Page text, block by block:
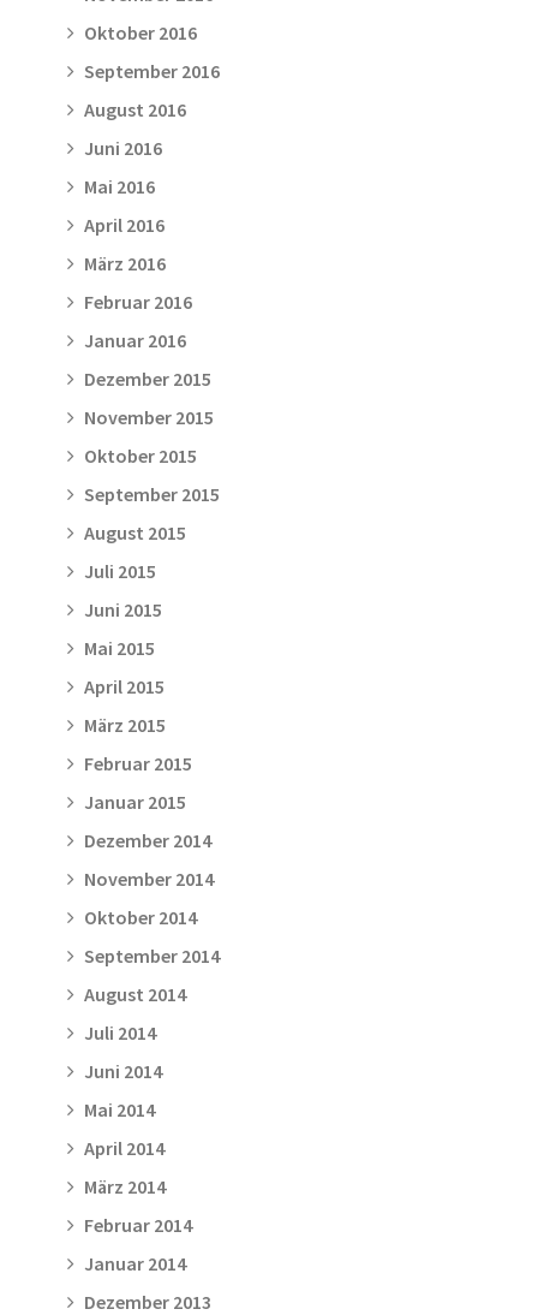
Oktober 2016
September 2016
August 2016
Juni 2016
Mai 2016
April 2016
März 2016
Februar 2016
Januar 2016
Dezember 2015
November 2015
Oktober 2015
September 2015
August 2015
Juli 2015
Juni 2015
Mai 2015
April 2015
März 2015
Februar 2015
Januar 2015
Dezember 2014
November 2014
Oktober 2014
September 2014
August 2014
Juli 2014
Juni 2014
Mai 2014
April 2014
März 2014
Februar 2014
Januar 2014
Dezember 2013